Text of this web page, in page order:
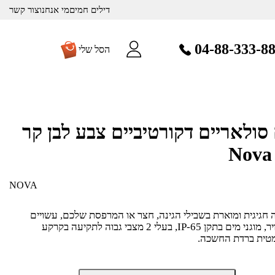
דילים חמיםמי אנחנוצור קשר
04-88-333-88 הסל שלי
סולאריים דקורטיביים צבע לבן קר
NOVA
חגיגית ומוארת בשבילי הגינה, חצר או המרפסת שלכם, עשויים
פלסטיק חזק עמיד מפני מזג אוויר, מוגני מים בתקן IP-65, בעלי 2 מצבי גבוה לתקיעה בקרקע
ברדת החשכה.